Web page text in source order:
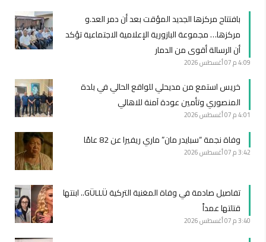
بافتتاح مركزها الجديد المؤقت بعد أن دمر العد.و
مركزها… مجموعة البازورية الإعلامية الاجتماعية تؤكد
أن الرسالة أقوى من الدمار
4:09 م 07 أغسطس 2026
خريس استمع من مديحلي للواقع الحالي في بلدة
المنصوري وتأمين عودة آمنة للاهالي
4:01 م 07 أغسطس 2026
وفاة نجمة “سبايدر مان” ماري ريفيرا عن 82 عامًا
3:42 م 07 أغسطس 2026
تفاصيل صادمة في وفاة المغنية التركية GÜLLÜ.. ابنتها
قتلتها عمداً
3:40 م 07 أغسطس 2026